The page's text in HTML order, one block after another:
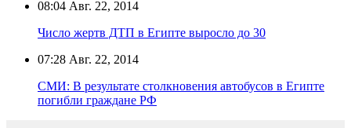
08:04 Авг. 22, 2014
Число жертв ДТП в Египте выросло до 30
07:28 Авг. 22, 2014
СМИ: В результате столкновения автобусов в Египте
погибли граждане РФ